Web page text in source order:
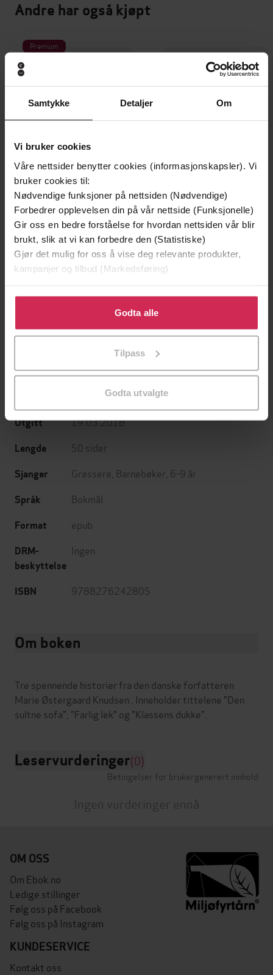
Samtykke Detaljer Om
Vi bruker cookies
Våre nettsider benytter cookies (informasjonskapsler). Vi
bruker cookies til:
Nødvendige funksjoner på nettsiden (Nødvendige)
Forbedrer opplevelsen din på vår nettside (Funksjonelle)
Gir oss en bedre forståelse for hvordan nettsiden vår blir
brukt, slik at vi kan forbedre den (Statistiske)
Gjør det mulig for oss å vise deg relevante produkter,
kampanjer og tilbud (Markedsføring)
Klikk på «Godta alle» for å gi oss ditt samtykke til å
bruke cookies for alle disse formålene. Du kan også
tilpasse ditt samtykke til spesifikke formål ved å klikke
Godta alle
Tilpass
Godta utvalgte
Andre har også kjøpt
Premium
149,-
En lykkelig familie
Stian Hjelvin Andersen
EBOK
229,-
Skinndød
Thomas Enger
Allan Christian Hansen
Stokkendal(oversetter)
Bertmark
Utgitt 19.03.2018
Lengde 50 sider
Sjanger Grøssere Barnebøker 6-9 år
Språk Bokmål
Format epub
DRM-
beskyttelse
Ingen
ISBN 9788276242805
Om boken
Tre spennende historier fra den danske forfatteren
Marie Østergaard Knudsen . Inneholder tittelene "Den
Leservurderinger(0)
Betingelser for brukergenerert innhold
Ingen vurderinger ennå
OM OSS
Om Ebok.no
Ledige stillinger
Følg oss på Facebook
Følg oss på Instagram
KUNDESERVICE
Kontakt oss